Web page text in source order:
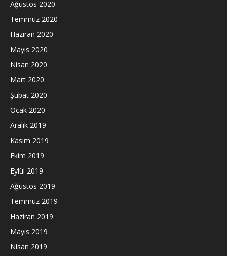
Ağustos 2020
Temmuz 2020
Haziran 2020
Mayıs 2020
Nisan 2020
Mart 2020
Şubat 2020
Ocak 2020
Aralık 2019
Kasım 2019
Ekim 2019
Eylül 2019
Ağustos 2019
Temmuz 2019
Haziran 2019
Mayıs 2019
Nisan 2019